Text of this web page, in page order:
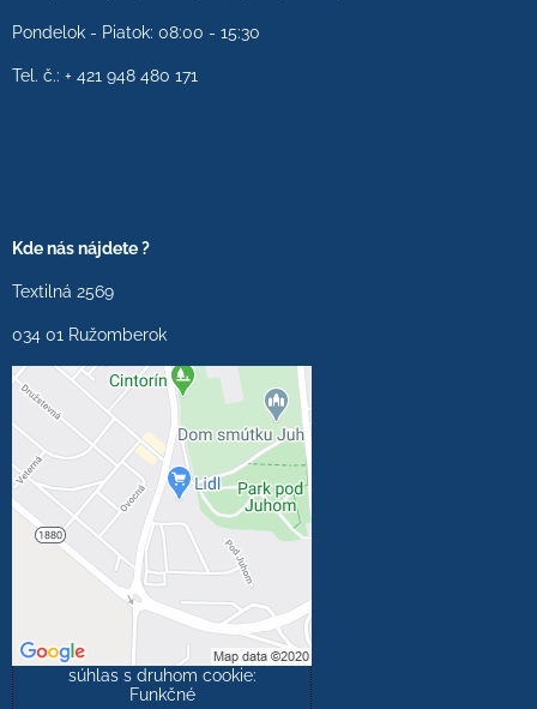
Pondelok - Piatok: 08:00 - 15:30
Tel. č.: + 421 948 480 171
Kde nás nájdete ?
Textilná 2569
034 01 Ružomberok
Externý obsah je
blokovaný Voľbami
súkromia
Prajete si načítať externý
obsah?
Povoliť tentokrát
Povoliť a zapamätať -
súhlas s druhom cookie:
Funkčné